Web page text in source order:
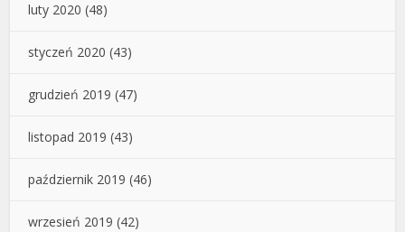
luty 2020 (48)
styczeń 2020 (43)
grudzień 2019 (47)
listopad 2019 (43)
październik 2019 (46)
wrzesień 2019 (42)